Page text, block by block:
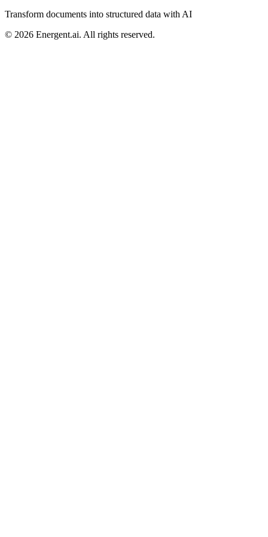
Transform documents into structured data with AI
© 2026 Energent.ai. All rights reserved.